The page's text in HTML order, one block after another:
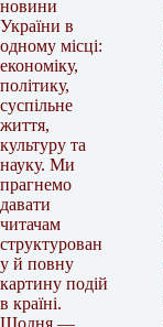
новини
України в
одному місці:
економіку,
політику,
суспільне
життя,
культуру та
науку. Ми
прагнемо
давати
читачам
структурован
у й повну
картину подій
в країні.